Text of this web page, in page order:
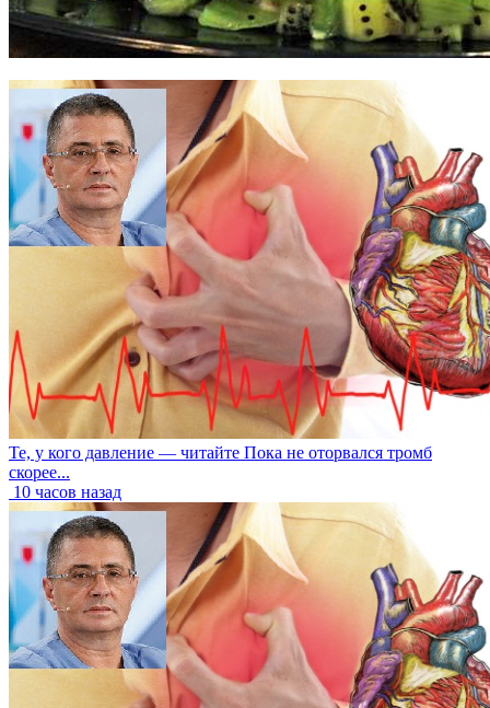
Те, у кого давление — читайте Пока не оторвался тромб
скорее...
10 часов назад